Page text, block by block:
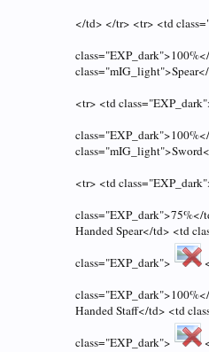
</td> </tr> <tr> <td
<tr> <td
<tr> <td
Handed Spear</td> <td
class="EXP_dark">
Handed Staff</td> <td
class="EXP_dark">